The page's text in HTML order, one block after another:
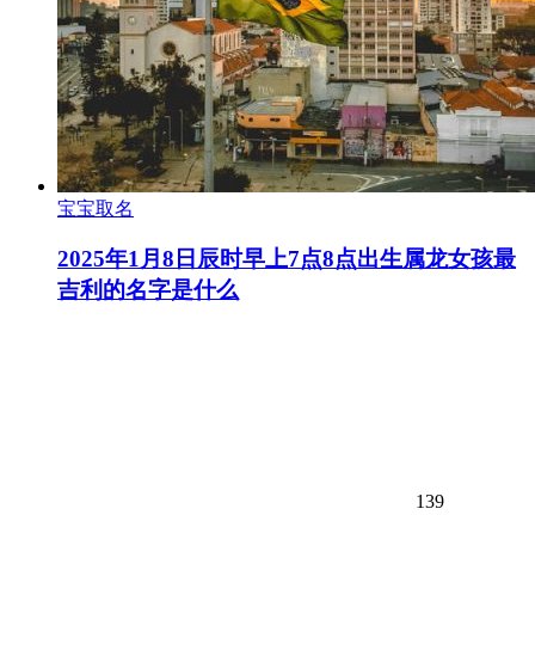
宝宝取名
2025年1月8日辰时早上7点8点出生属龙女孩最
吉利的名字是什么
139